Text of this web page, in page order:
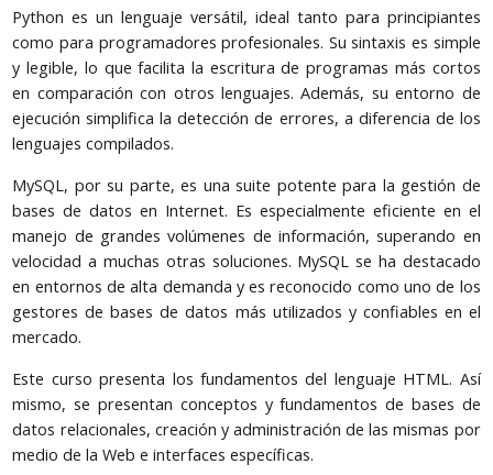
Python es un lenguaje versátil, ideal tanto para principiantes
como para programadores profesionales. Su sintaxis es simple
y legible, lo que facilita la escritura de programas más cortos
en comparación con otros lenguajes. Además, su entorno de
ejecución simplifica la detección de errores, a diferencia de los
lenguajes compilados.
MySQL, por su parte, es una suite potente para la gestión de
bases de datos en Internet. Es especialmente eficiente en el
manejo de grandes volúmenes de información, superando en
velocidad a muchas otras soluciones. MySQL se ha destacado
en entornos de alta demanda y es reconocido como uno de los
gestores de bases de datos más utilizados y confiables en el
mercado.
Este curso presenta los fundamentos del lenguaje HTML. Así
mismo, se presentan conceptos y fundamentos de bases de
datos relacionales, creación y administración de las mismas por
medio de la Web e interfaces específicas.